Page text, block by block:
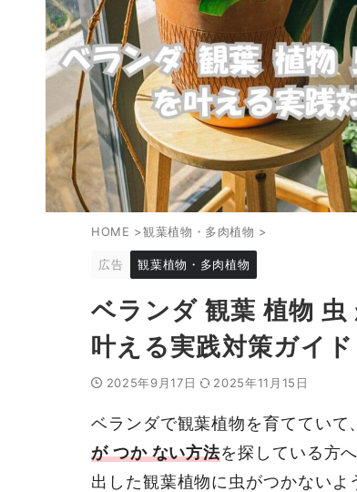
HOME >観葉植物・多肉植物 >
広告 観葉植物・多肉植物
ベランダ 観葉 植物 虫
叶える実践対策ガイド
2025年9月17日 2025年11月15日
ベランダで観葉植物を育てていて
が つか ない方法を探している方
出した観葉植物に虫がつかないよ